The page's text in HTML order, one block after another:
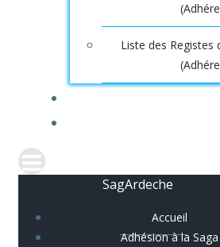
Liste des Registes
SagArdeche
Accueil
Adhésion à la Saga